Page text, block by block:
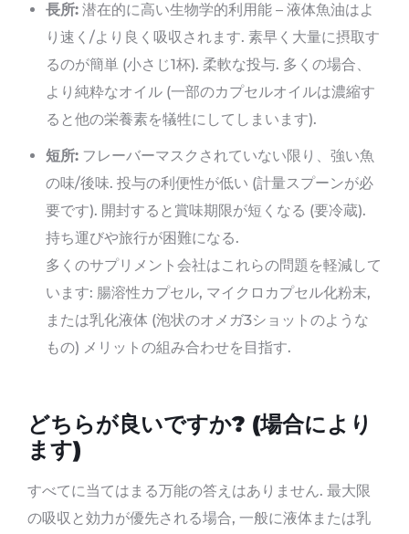
長所: 潜在的に高い生物学的利用能 – 液体魚油はよ
り速く/より良く吸収されます. 素早く大量に摂取す
るのが簡単 (小さじ1杯). 柔軟な投与. 多くの場合、
より純粋なオイル (一部のカプセルオイルは濃縮す
ると他の栄養素を犠牲にしてしまいます).
短所: フレーバーマスクされていない限り、強い魚
の味/後味. 投与の利便性が低い (計量スプーンが必
要です). 開封すると賞味期限が短くなる (要冷蔵).
持ち運びや旅行が困難になる.
多くのサプリメント会社はこれらの問題を軽減して
います: 腸溶性カプセル, マイクロカプセル化粉末,
または乳化液体 (泡状のオメガ3ショットのような
もの) メリットの組み合わせを目指す.
どちらが良いですか? (場合により
ます)
すべてに当てはまる万能の答えはありません. 最大限
の吸収と効力が優先される場合, 一般に液体または乳